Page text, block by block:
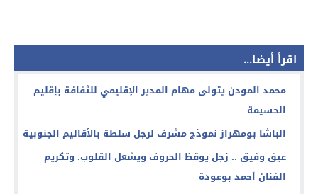
اقرأ أيضا...
محمد المودن يتولى مهام المدير الإقليمي للثقافة بإقليم
الحسيمة
الباشا بومهراز نموذج مشرف لرجل سلطة بالأقاليم الجنوبية
عيق وفيق .. زجل يوقظ الحروف ويشعل القلوب. وتكريم
الفنان أحمد بوعودة